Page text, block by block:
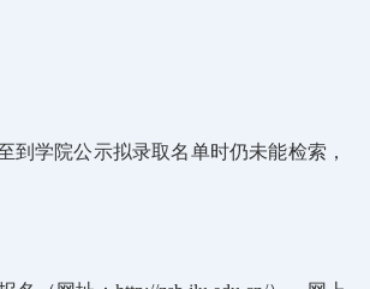
学院公示拟录取名单时仍未能检索，